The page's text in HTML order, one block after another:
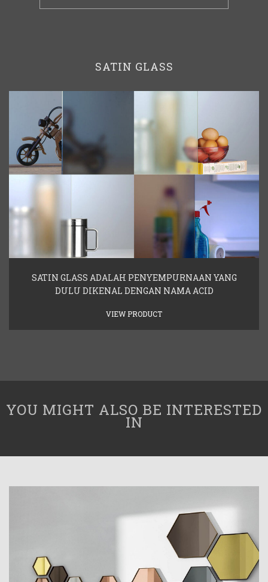
SATIN GLASS
SATIN GLASS ADALAH PENYEMPURNAAN YANG
DULU DIKENAL DENGAN NAMA ACID
VIEW PRODUCT
YOU MIGHT ALSO BE INTERESTED
IN